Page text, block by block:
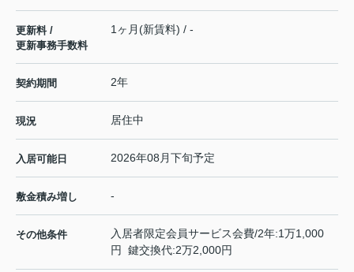
更新料 /
更新事務手数料
1ヶ月(新賃料) / -
契約期間 2年
現況 居住中
入居可能日 2026年08月下旬予定
敷金積み増し -
その他条件
入居者限定会員サービス会費/2年:1万1,000
円 鍵交換代:2万2,000円